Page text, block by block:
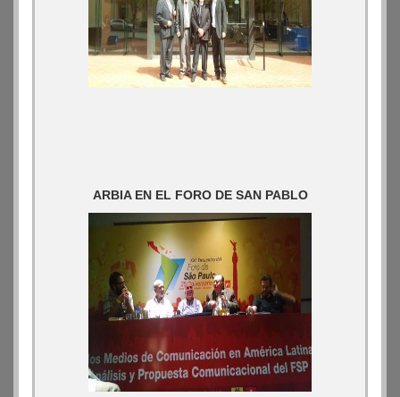
ARBIA EN EL FORO DE SAN PABLO